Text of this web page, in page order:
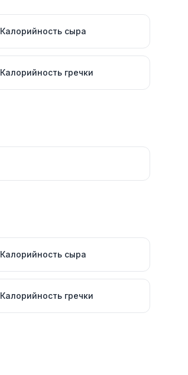
Калорийность сыра
Калорийность гречки
Калорийность сыра
Калорийность гречки